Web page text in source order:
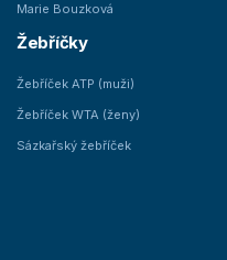
Marie Bouzková
Žebříčky
Žebříček ATP (muži)
Žebříček WTA (ženy)
Sázkařský žebříček